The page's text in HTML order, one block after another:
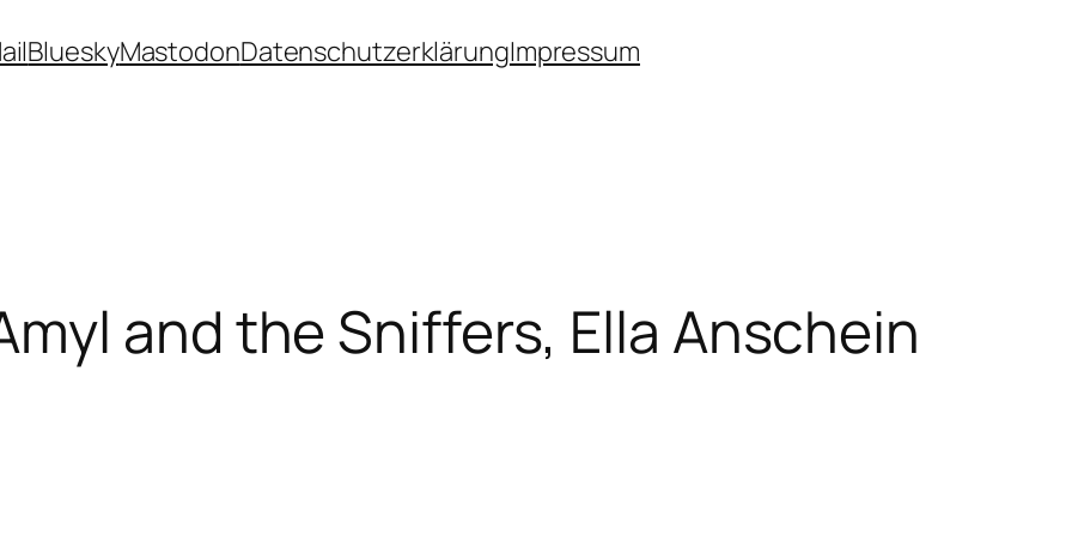
BlueskyMastodonDatenschutzerklärungImpressum
and the Sniffers, Ella Anschein